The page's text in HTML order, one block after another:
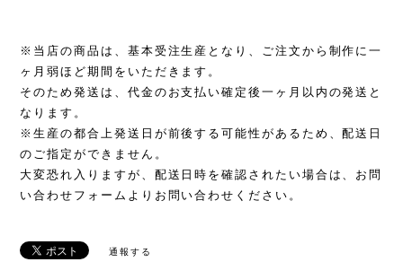
※当店の商品は、基本受注生産となり、ご注文から制作に一
ヶ月弱ほど期間をいただきます。
そのため発送は、代金のお支払い確定後一ヶ月以内の発送と
なります。
※生産の都合上発送日が前後する可能性があるため、配送日
のご指定ができません。
大変恐れ入りますが、配送日時を確認されたい場合は、お問
い合わせフォームよりお問い合わせください。
通報する